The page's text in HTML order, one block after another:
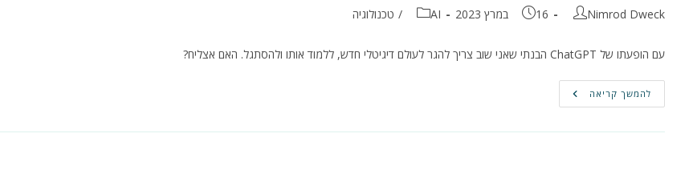
מחבר:
Nimrod Dweck פורסם:
16 במרץ 2023 קטגוריה:
AI
/ טכנולוגיה
עם הופעתו של ChatGPT הבנתי שאני שוב צריך להגר לעולם דיגיטלי חדש, ללמוד אותו ולהסתגל. האם אצליח?
להמשך קריאה מהגר
דיגיטלי